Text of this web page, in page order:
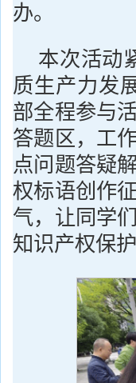
办。
本次活动
质生产力发
部全程参与
答题区，工
点问题答疑
权标语创作
气，让同学
知识产权保